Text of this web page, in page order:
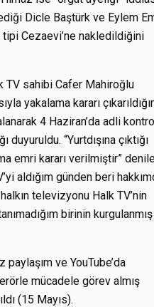
Dicle Baştürk ve Eylem
tipi Cezaevi’ne nakledildiğini
TV sahibi Cafer Mahiroğlu
yakalama kararı
4 Haziran’da adli
“Yurtdışına çıktığı
emri kararı verilmiştir”
aldığım günden beri
televizyonu Halk TV’nin
birinin kurgulanmış
ve YouTube’da
mücadele görev almış
(15 Mayıs).